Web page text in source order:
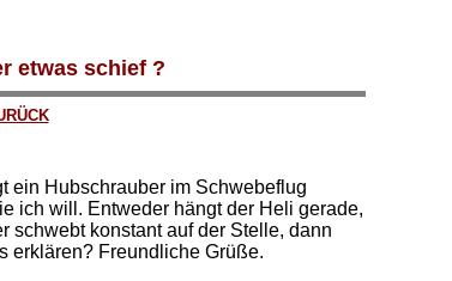
etwas schief ?
ein Hubschrauber im Schwebeflug
ich will. Entweder hängt der Heli gerade,
schwebt konstant auf der Stelle, dann
erklären? Freundliche Grüße.